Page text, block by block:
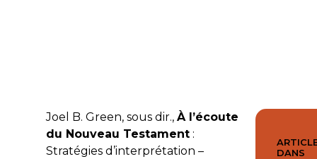
Joel B. Green, sous dir., À l’écoute
du Nouveau Testament:
Stratégies d’interprétation –
DANS